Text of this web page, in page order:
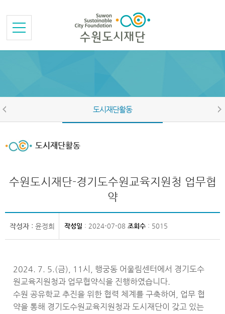
도시재단활동
도시재단활동
수원도시재단-경기도수원교육지원청 업무협
약
작성자: 윤정희 작성일 : 2024-07-08 조회수 : 5015
2024. 7. 5.(금), 11시, 행궁동 어울림센터에서 경기도수
원교육지원청과 업무협약식을 진행하였습니다.
수원 공유학교 추진을 위한 협력 체계를 구축하여, 업무 협
약을 통해 경기도수원교육지원청과 도시재단이 갖고 있는